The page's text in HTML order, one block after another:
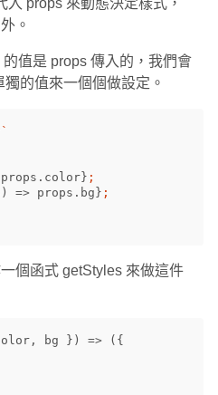
入 props 來動態決定樣式，
。
值是 props 傳入的，我們會
的值來一個個做設定。
`
props . color } ;
) => props . bg } ;
個函式 getStyles 來做這件
, bg }) =>
({